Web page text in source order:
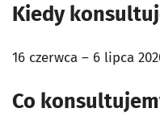
Kiedy
16 czerwca – 6 lipca
Co